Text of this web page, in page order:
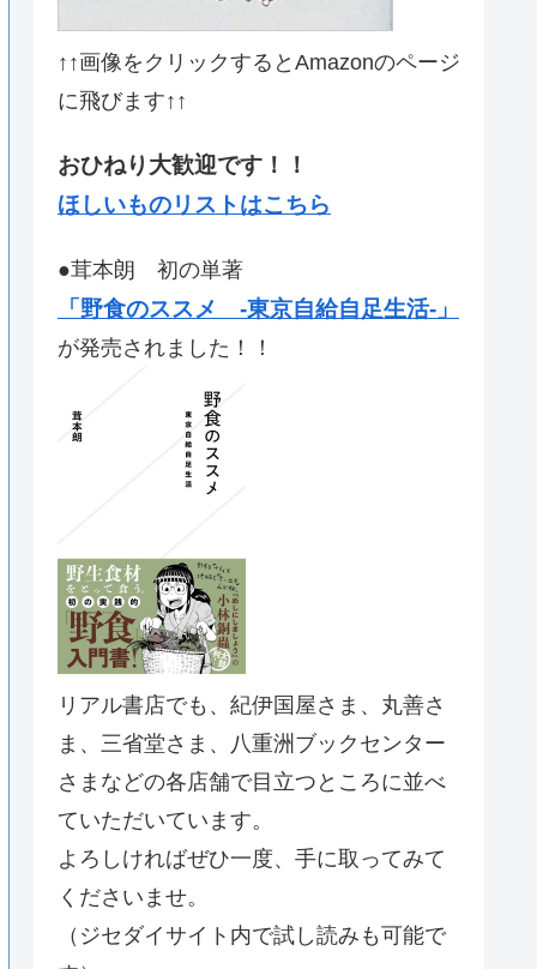
↑↑画像をクリックするとAmazonのページ
に飛びます↑↑
おひねり大歓迎です！！
ほしいものリストはこちら
●茸本朗 初の単著
「野食のススメ -東京自給自足生活-」
が発売されました！！
リアル書店でも、紀伊国屋さま、丸善さ
ま、三省堂さま、八重洲ブックセンター
さまなどの各店舗で目立つところに並べ
ていただいています。
よろしければぜひ一度、手に取ってみて
くださいませ。
（ジセダイサイト内で試し読みも可能で